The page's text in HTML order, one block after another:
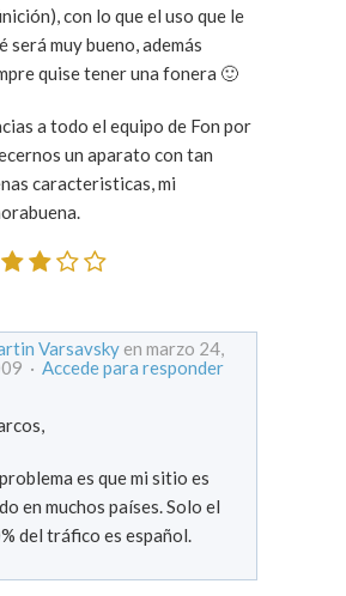
con lo que el uso que le
será muy bueno, además
quise tener una fonera 🙂
a todo el equipo de Fon por
un aparato con tan
caracteristicas, mi
Varsavsky en marzo 24,
2009 · Accede para responder
es que mi sitio es
en muchos países. Solo el
del tráfico es español.